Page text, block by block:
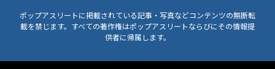
ポップアスリートに掲載されている記事・写真などコンテンツの無断転
載を禁じます。すべての著作権はポップアスリートならびにその情報提
供者に帰属します。